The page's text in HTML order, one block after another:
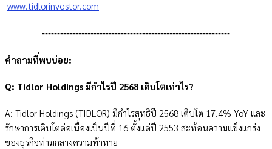
www.tidlorinvestor.com
--------------------------------------------------------------
คำถามที่พบบ่อย:
Q: Tidlor Holdings มีกำไรปี 2568 เติบโตเท่าไร?
A: Tidlor Holdings (TIDLOR) มีกำไรสุทธิปี 2568 เติบโต 17.4% YoY และ
รักษาการเติบโตต่อเนื่องเป็นปีที่ 16 ตั้งแต่ปี 2553 สะท้อนความแข็งแกร่ง
ของธุรกิจท่ามกลางความท้าทาย